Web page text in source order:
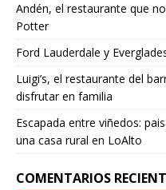
Andén, el restaurante que
Potter
Ford Lauderdale y
Luigi’s, el restaurante del
disfrutar en familia
Escapada entre viñedos:
una casa rural en LoAlto
COMENTARIOS